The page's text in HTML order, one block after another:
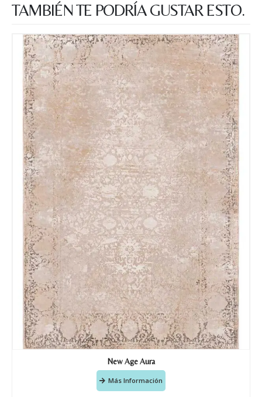
TAMBIÉN TE PODRÍA GUSTAR ESTO.
New Age Aura
Más Información
Recibir mi oferta